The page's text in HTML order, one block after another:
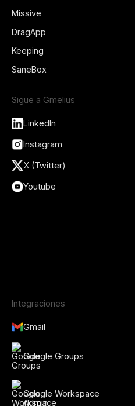
Missive
DragApp
Keeping
SaneBox
Sigue a Gmelius
LinkedIn
Instagram
X (Twitter)
Youtube
Integraciones
Gmail
Google Groups
Google Workspace
Admin